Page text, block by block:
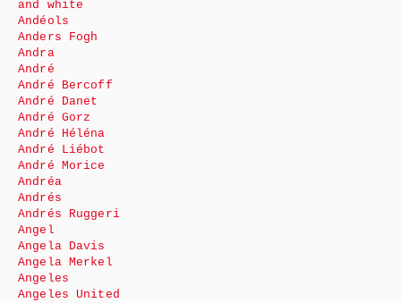
and white
Andéols
Anders Fogh
Andra
André
André Bercoff
André Danet
André Gorz
André Héléna
André Liébot
André Morice
Andréa
Andrés
Andrés Ruggeri
Angel
Angela Davis
Angela Merkel
Angeles
Angeles United